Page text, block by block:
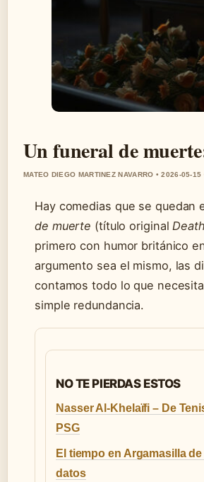
Un funeral de
MATEO DIEGO MARTINEZ NAVARRO • 2026-05-
Hay comedias que se
de muerte (título original
primero con humor británico
argumento sea el mismo, las
contamos todo lo que
simple redundancia.
NO TE PIERDAS ESTOS
Nasser Al-Khelaïfi – De
PSG
El tiempo en Argamasilla
datos